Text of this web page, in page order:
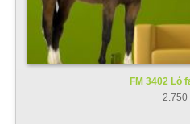
FM 3402 Ló
2.750